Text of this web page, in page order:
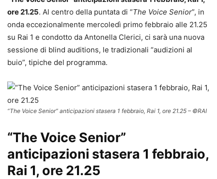
ore 21.25. Al centro della puntata di “The Voice Senior”, in
onda eccezionalmente mercoledì primo febbraio alle 21.25
su Rai 1 e condotto da Antonella Clerici, ci sarà una nuova
sessione di blind auditions, le tradizionali “audizioni al
buio”, tipiche del programma.
“The Voice Senior” anticipazioni stasera 1 febbraio, Rai 1, ore 21.25 – ©RAI
“The Voice Senior”
anticipazioni stasera 1 febbraio,
Rai 1, ore 21.25